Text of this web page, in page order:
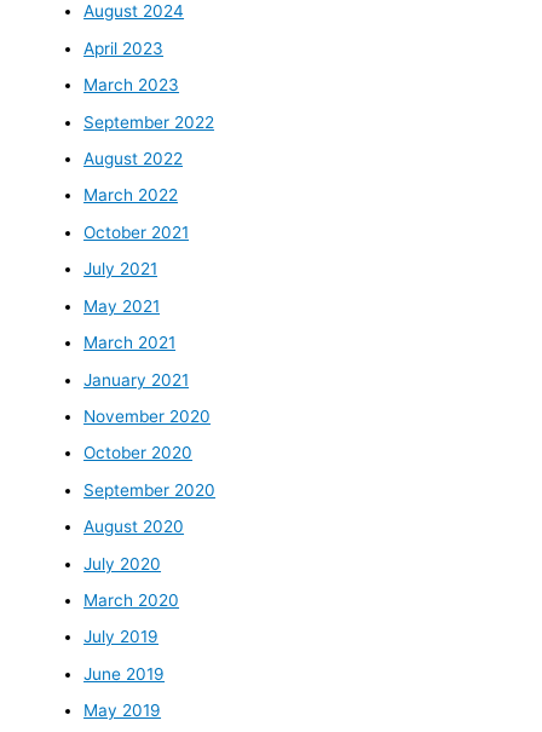
August 2024
April 2023
March 2023
September 2022
August 2022
March 2022
October 2021
July 2021
May 2021
March 2021
January 2021
November 2020
October 2020
September 2020
August 2020
July 2020
March 2020
July 2019
June 2019
May 2019